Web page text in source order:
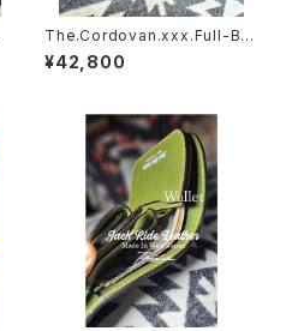
The.Cordovan.xxx.Full-Bla
ck.Edition // JACK.RIDE.SS
W
¥42,800